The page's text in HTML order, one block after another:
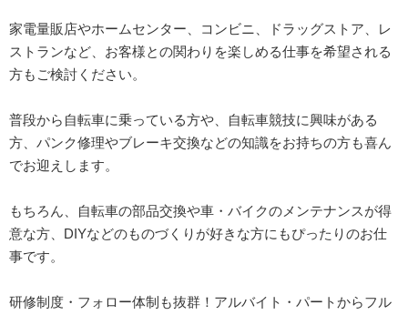
家電量販店やホームセンター、コンビニ、ドラッグストア、レ
ストランなど、お客様との関わりを楽しめる仕事を希望される
方もご検討ください。
普段から自転車に乗っている方や、自転車競技に興味がある
方、パンク修理やブレーキ交換などの知識をお持ちの方も喜ん
でお迎えします。
もちろん、自転車の部品交換や車・バイクのメンテナンスが得
意な方、DIYなどのものづくりが好きな方にもぴったりのお仕
事です。
研修制度・フォロー体制も抜群！アルバイト・パートからフル